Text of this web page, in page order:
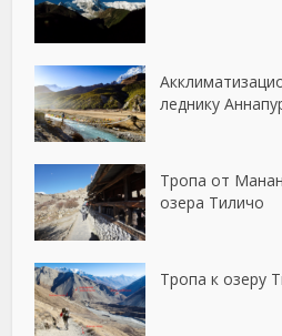
леднику
Тропа от
озера Тиличо
Тропа к озеру